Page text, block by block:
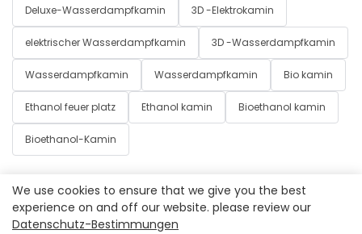
Deluxe-Wasserdampfkamin 3D -Elektrokamin
elektrischer Wasserdampfkamin 3D -Wasserdampfkamin
Wasserdampfkamin Wasserdampfkamin Bio kamin
Ethanol feuer platz Ethanol kamin Bioethanol kamin
Bioethanol-Kamin
We use cookies to ensure that we give you the best
experience on and off our website. please review our
Datenschutz-Bestimmungen